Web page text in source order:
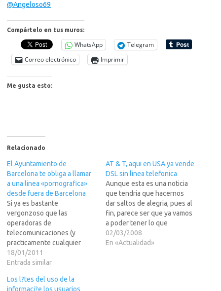
@Angeloso69
Compártelo en tus muros:
WhatsApp
Telegram
Correo electrónico
Imprimir
Me gusta esto:
Relacionado
El Ayuntamiento de
Barcelona te obliga a llamar
a una linea «pornografica»
desde fuera de Barcelona
Si ya es bastante
vergonzoso que las
operadoras de
telecomunicaciones (y
practicamente cualquier
compa? te obliga a utilizar un
902 para contactar con
tarifas planas telefonicas
18/01/2011
Entrada similar
AT & T, aqui en USA ya vende
DSL sin linea telefonica
Aunque esta es una noticia
que tendria que hacernos
dar saltos de alegria, pues al
fin, parece ser que ya vamos
a poder tener lo que
queremos para conectarnos
y no una superflua linea
02/03/2008
En «Actualidad»
Los l?tes del uso de la
informaci?e los usuarios